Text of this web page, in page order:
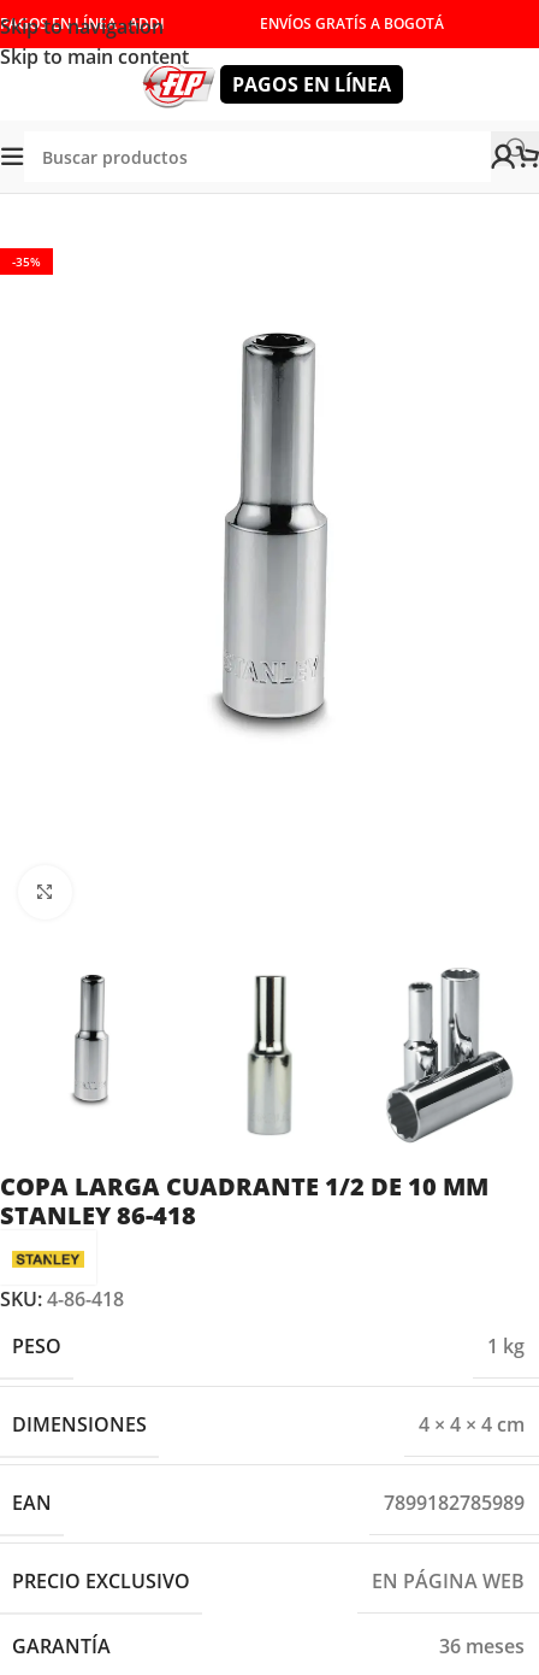
Skip to navigation
Skip to main content
PAGOS EN LÍNEA - ADDI ENVÍOS GRATÍS A BOGOTÁ
PAGOS EN LÍNEA
MANUALES COPAS LARGAS
-35%
COPA LARGA CUADRANTE 1/2 DE 10 MM
STANLEY 86-418
SKU:4-86-418
PESO
1 kg
DIMENSIONES 4 × 4 × 4 cm
EAN 7899182785989
PRECIO EXCLUSIVO EN PÁGINA WEB
GARANTÍA
36 meses